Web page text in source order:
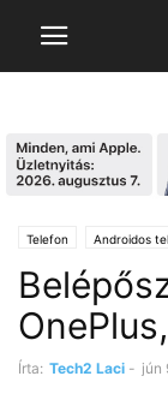
Telefon Androidos
Írta: Tech2 Laci - jún